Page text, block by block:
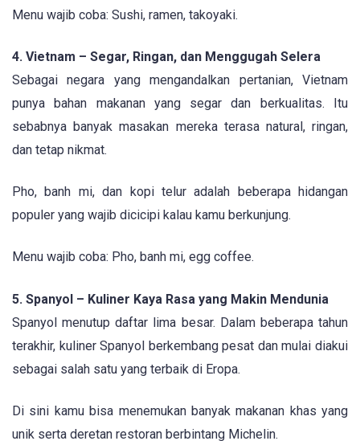
Menu wajib coba: Sushi, ramen, takoyaki.
4. Vietnam – Segar, Ringan, dan Menggugah Selera
Sebagai negara yang mengandalkan pertanian, Vietnam
punya bahan makanan yang segar dan berkualitas. Itu
sebabnya banyak masakan mereka terasa natural, ringan,
dan tetap nikmat.
Pho, banh mi, dan kopi telur adalah beberapa hidangan
populer yang wajib dicicipi kalau kamu berkunjung.
Menu wajib coba: Pho, banh mi, egg coffee.
5. Spanyol – Kuliner Kaya Rasa yang Makin Mendunia
Spanyol menutup daftar lima besar. Dalam beberapa tahun
terakhir, kuliner Spanyol berkembang pesat dan mulai diakui
sebagai salah satu yang terbaik di Eropa.
Di sini kamu bisa menemukan banyak makanan khas yang
unik serta deretan restoran berbintang Michelin.